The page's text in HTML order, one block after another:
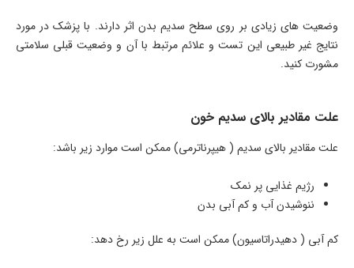
وضعیت های زیادی بر روی سطح سدیم بدن اثر دارند. با پزشک در مورد
نتایج غیر طبیعی این تست و علائم مرتبط با آن و وضعیت قبلی سلامتی
مشورت کنید.
علت مقادیر بالای سدیم خون
علت مقادیر بالای سدیم ( هیپرناترمی) ممکن است موارد زیر باشد:
رژیم غذایی پر نمک
ننوشیدن آب و کم آبی بدن
کم آبی ( دهیدراتاسیون) ممکن است به علل زیر رخ دهد: